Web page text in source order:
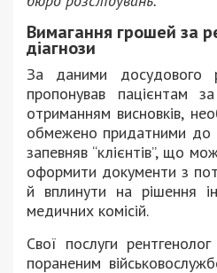
Вимагання грошей за
діагнози
За даними досудового
пропонував пацієнтам
отриманням висновків,
обмежено придатними до
запевняв “клієнтів”, що
оформити документи з
й вплинути на рішення
медичних комісій.
Свої послуги
пораненим